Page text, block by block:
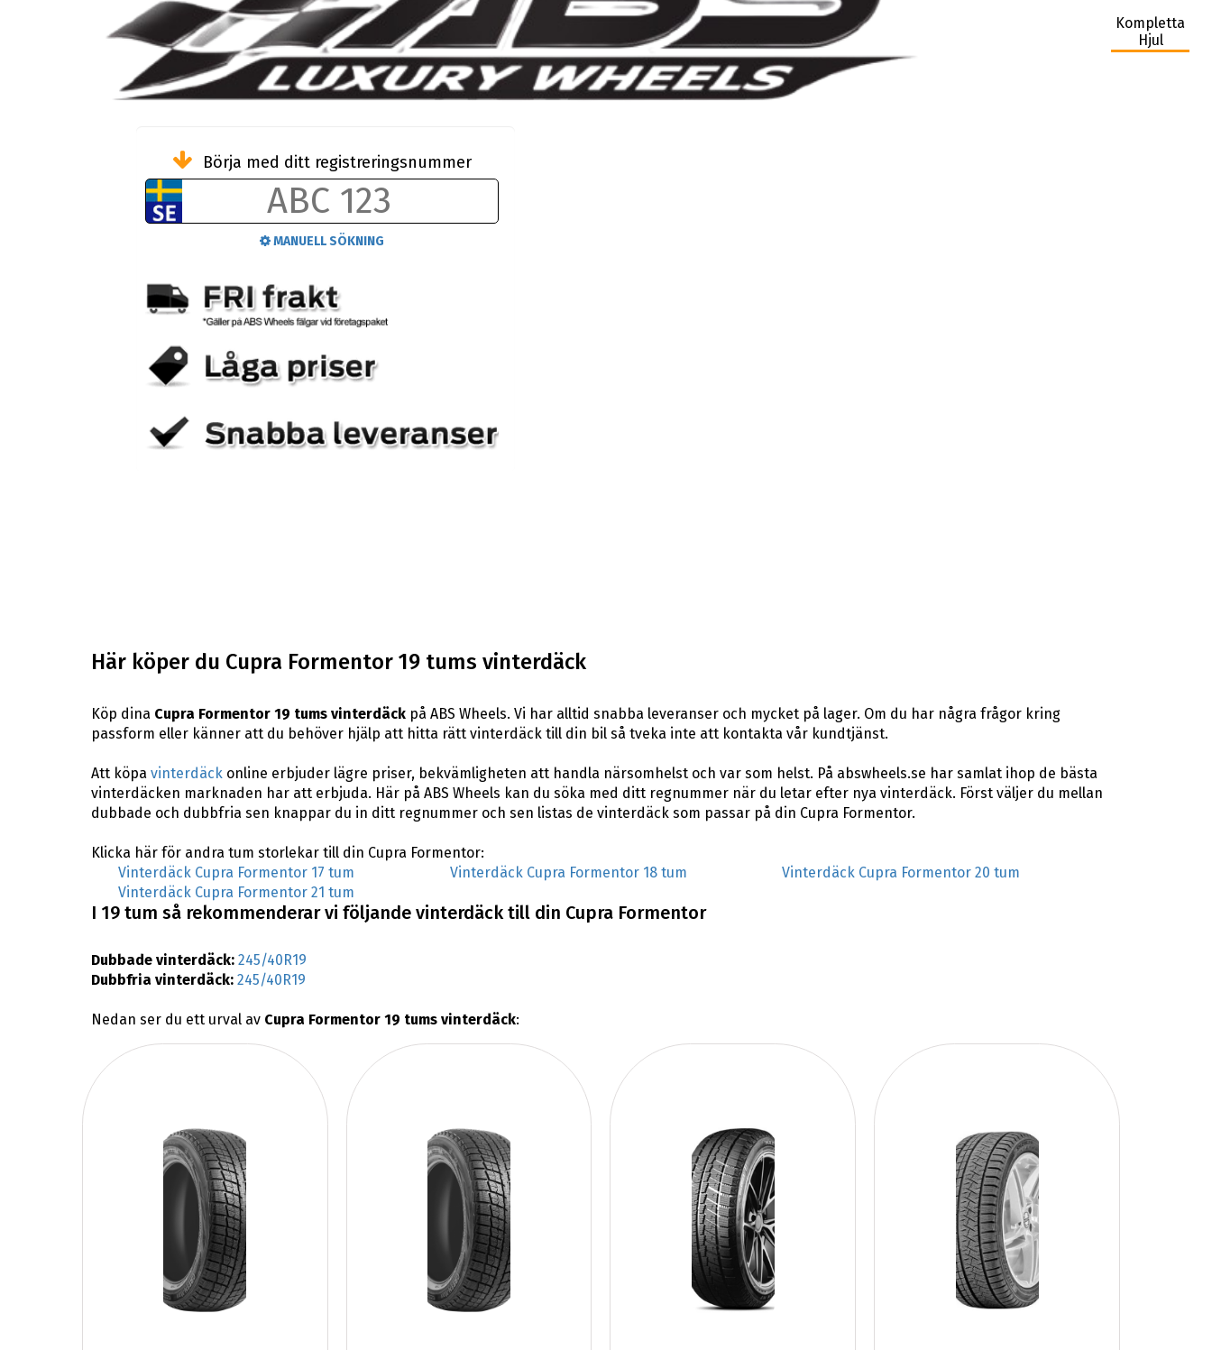
Kompletta
Hjul
Börja med ditt registreringsnummer
MANUELL SÖKNING
Här köper du Cupra Formentor 19 tums vinterdäck
Köp dina Cupra Formentor 19 tums vinterdäckpå ABS Wheels. Vi har alltid snabba leveranser och mycket på lager. Om du har några frågor kring
passform eller känner att du behöver hjälp att hitta rätt vinterdäck till din bil så tveka inte att kontakta vår kundtjänst.
Att köpa vinterdäckonline erbjuder lägre priser, bekvämligheten att handla närsomhelst och var som helst. På abswheels.se har samlat ihop de bästa
vinterdäcken marknaden har att erbjuda. Här på ABS Wheels kan du söka med ditt regnummer när du letar efter nya vinterdäck. Först väljer du mellan
dubbade och dubbfria sen knappar du in ditt regnummer och sen listas de vinterdäck som passar på din Cupra Formentor.
Klicka här för andra tum storlekar till din Cupra Formentor:
Vinterdäck Cupra Formentor 17 tum
Vinterdäck Cupra Formentor 18 tum
Vinterdäck Cupra Formentor 20 tum
Vinterdäck Cupra Formentor 21 tum
I 19 tum så rekommenderar vi följande vinterdäck till din Cupra Formentor
Dubbade vinterdäck: 245/40R19
Dubbfria vinterdäck: 245/40R19
Nedan ser du ett urval av Cupra Formentor 19 tums vinterdäck: